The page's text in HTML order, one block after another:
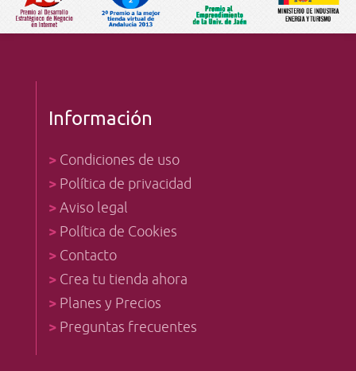
Información
> Condiciones de uso
> Política de privacidad
>Aviso legal
> Política de Cookies
> Contacto
> Crea tu tienda ahora
> Planes y Precios
> Preguntas frecuentes